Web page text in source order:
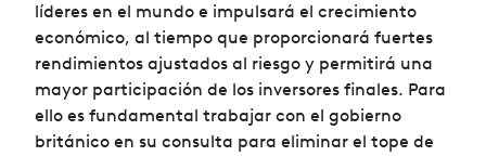
líderes en el mundo e impulsará el crecimiento
económico, al tiempo que proporcionará fuertes
rendimientos ajustados al riesgo y permitirá una
mayor participación de los inversores finales. Para
ello es fundamental trabajar con el gobierno
británico en su consulta para eliminar el tope de